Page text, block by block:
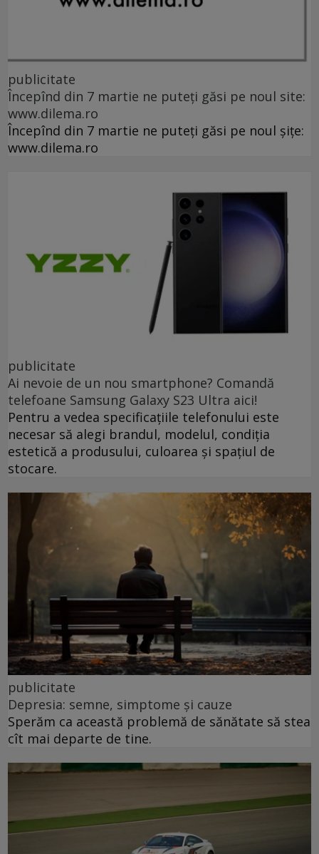
publicitate
Începînd din 7 martie ne puteți găsi pe noul site:
www.dilema.ro
Începînd din 7 martie ne puteți găsi pe noul șițe:
www.dilema.ro
publicitate
Ai nevoie de un nou smartphone? Comandă
telefoane Samsung Galaxy S23 Ultra aici!
Pentru a vedea specificațiile telefonului este
necesar să alegi brandul, modelul, condiția
estetică a produsului, culoarea și spațiul de
stocare.
publicitate
Depresia: semne, simptome și cauze
Sperăm ca această problemă de sănătate să stea
cît mai departe de tine.